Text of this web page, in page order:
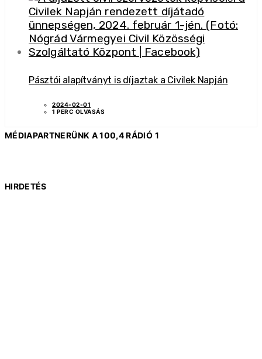
Pásztói alapítványt is díjaztak a Civilek Napján
2024-02-01
1 PERC OLVASÁS
MÉDIAPARTNERÜNK A 100,4 RÁDIÓ 1
HIRDETÉS